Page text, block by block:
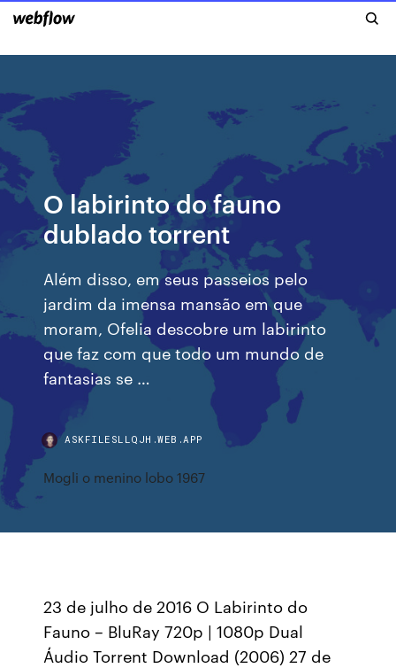
O labirinto do fauno
dublado torrent
Além disso, em seus passeios pelo
jardim da imensa mansão em que
moram, Ofelia descobre um labirinto
que faz com que todo um mundo de
fantasias se …
ASKFILESLLQJH.WEB.APP
Mogli o menino lobo 1967
23 de julho de 2016 O Labirinto do
Fauno – BluRay 720p | 1080p Dual
Áudio Torrent Download (2006) 27 de